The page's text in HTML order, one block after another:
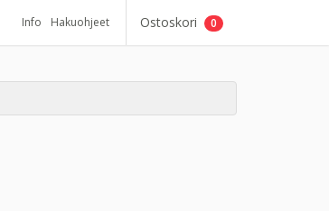
Info Hakuohjeet Ostoskori 0